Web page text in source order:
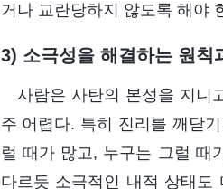
거나 교란당하지 않도록 해야
3) 소극성을 해결하는 원칙
사람은 사탄의 본성을 지니
주 어렵다. 특히 진리를 깨닫
럴 때가 많고, 누구는 그럴 때
다르듯 소극적인 내적 상태